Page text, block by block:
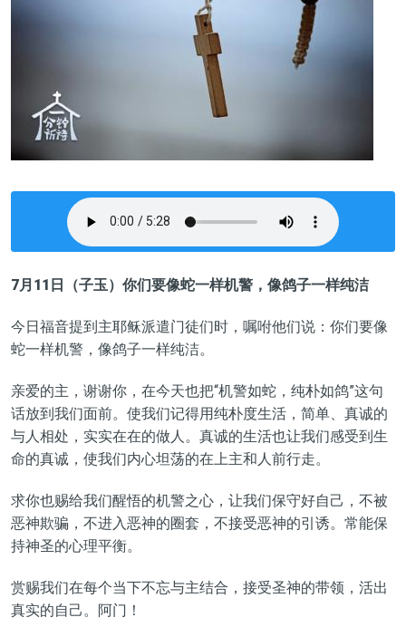
7月11日（子玉）你们要像蛇一样机警，像鸽子一样纯洁
今日福音提到主耶稣派遣门徒们时，嘱咐他们说：你们要像
蛇一样机警，像鸽子一样纯洁。
亲爱的主，谢谢你，在今天也把“机警如蛇，纯朴如鸽”这句
话放到我们面前。使我们记得用纯朴度生活，简单、真诚的
与人相处，实实在在的做人。真诚的生活也让我们感受到生
命的真诚，使我们内心坦荡的在上主和人前行走。
求你也赐给我们醒悟的机警之心，让我们保守好自己，不被
恶神欺骗，不进入恶神的圈套，不接受恶神的引诱。常能保
持神圣的心理平衡。
赏赐我们在每个当下不忘与主结合，接受圣神的带领，活出
真实的自己。阿门！